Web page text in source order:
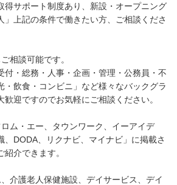
得サポート制度あり、新設・オープニング
」上記の条件で働きたい方、ご相談くださ
相談可能です。
付・総務・人事・企画・管理・公務員・不
・飲食・コンビニ」など様々なバックグラ
迎ですのでお気軽にご相談ください。
ム・エー、タウンワーク、イーアイデ
、DODA、リクナビ、マイナビ」に掲載さ
介できます。
介護老人保健施設、デイサービス、デイ